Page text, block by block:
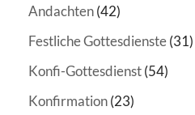
Andachten(42)
Festliche Gottesdienste(31)
Konfi-Gottesdienst(54)
Konfirmation(23)